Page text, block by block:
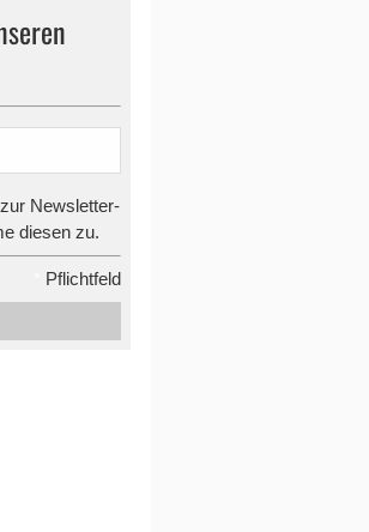
Newsletter-
diesen zu.
Pflichtfeld